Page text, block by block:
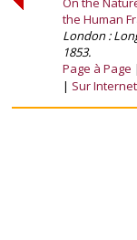
the Human
London :
1853.
Page à Page
Sur